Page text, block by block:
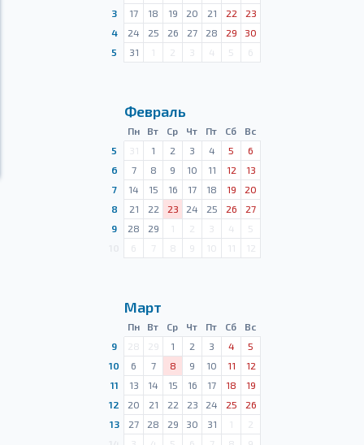
3
17 18 19 20 21 22
23
4
24 25 26 27 28 29
30
5
31 1 2 3 4 5 6
Февраль
Пн Вт Ср Чт Пт Сб
Вс
5
31 1 2 3 4 5
6
6
7 8 9 10 11 12
13
7
14 15 16 17 18 19
20
8
21 22 23 24 25 26
27
9
28 29 1 2 3 4
5
6 7 8 9 10 11 12
Март
Пн Вт Ср Чт Пт Сб
Вс
9
28 29 1 2 3 4
5
10
6 7 8 9 10 11
12
11
13 14 15 16 17 18
19
12
20 21 22 23 24 25
26
13
27 28 29 30 31 1
2